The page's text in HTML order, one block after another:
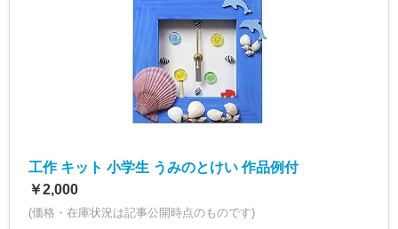
工作 キット 小学生 うみのとけい 作品例付
￥2,000
(価格・在庫状況は記事公開時点のものです)